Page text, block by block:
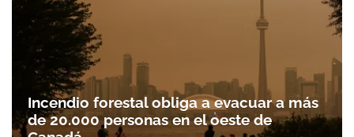
Incendio forestal obliga a evacuar a más
de 20.000 personas en el oeste de